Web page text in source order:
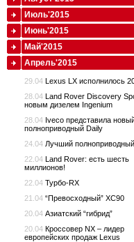
Июль'2015
Июнь'2015
Май'2015
Апрель'2015
29.04 Lexus LX исполнилось
28.04 Land Rover Discovery
новым дизелем Ingenium
28.04 Iveco представила
полноприводный Daily
24.04 Лучший полноприводный
22.04 Land Rover: есть шесть
миллионов!
22.04 Турбо-RX
21.04 “Превосходный” XC90
20.04 Азиатский “гибрид”
20.04 Кроссовер NX – лидер
европейских продаж Lexus